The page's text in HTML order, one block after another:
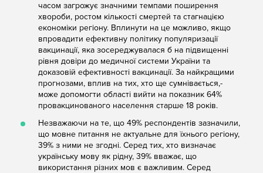
часом загрожує значними темпами поширення
хвороби, ростом кількості смертей та стагнацією
економіки регіону. Вплинути на це можливо, якщо
впровадити ефективну політику популяризації
вакцинації, яка зосереджувалася б на підвищенні
рівня довіри до медичної системи України та
доказовій ефективності вакцинації. За найкращими
прогнозами, вплив на тих, хто ще сумнівається,-
може допомогти області вийти на показник 64%
провакцинованого населення старше 18 років.
Незважаючи на те, що 49% респондентів зазначили,
що мовне питання не актуальне для їхнього регіону,
39% з ними не згодні. Серед тих, хто визначає
українську мову як рідну, 39% вважає, що
використання різних мов є важливим. Серед